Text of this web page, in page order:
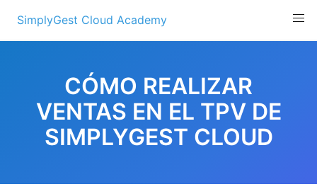
content
SimplyGest Cloud Academy
CÓMO REALIZAR
VENTAS EN EL TPV DE
SIMPLYGEST CLOUD